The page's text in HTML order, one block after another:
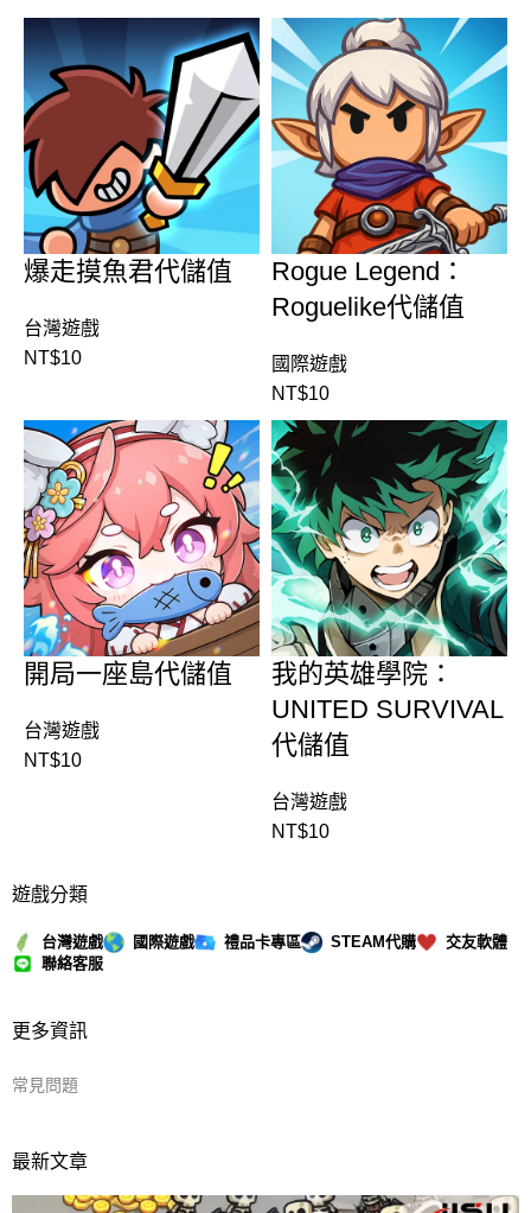
爆走摸魚君代儲值
台灣遊戲
NT$10
Rogue Legend：
Roguelike代儲值
國際遊戲
NT$10
開局一座島代儲值
台灣遊戲
NT$10
我的英雄學院：
UNITED SURVIVAL
代儲值
台灣遊戲
NT$10
遊戲分類
台灣遊戲 國際遊戲 禮品卡專區 STEAM代購
交友軟體
聯絡客服
更多資訊
常見問題
最新文章